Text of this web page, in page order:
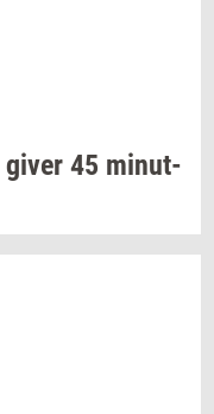
giver 45 mi­nut­